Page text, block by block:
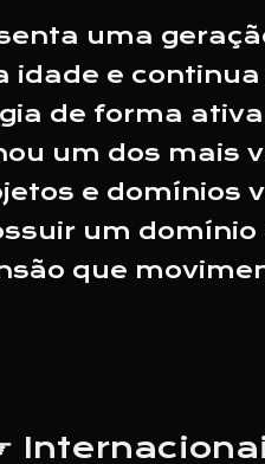
uma
idade e
de forma
um dos mais
e domínios
um
que
Intern